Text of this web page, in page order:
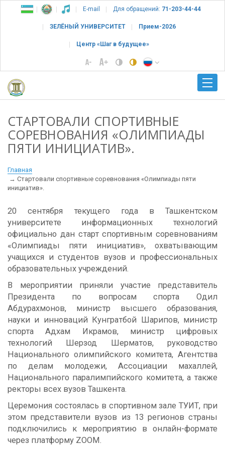
E-mail Для обращений: 71-203-44-44
ЗЕЛЁНЫЙ УНИВЕРСИТЕТ Прием-2026
Центр «Шаг в будущее»
СТАРТОВАЛИ СПОРТИВНЫЕ
СОРЕВНОВАНИЯ «ОЛИМПИАДЫ
ПЯТИ ИНИЦИАТИВ».
Главная
Стартовали спортивные соревнования «Олимпиады пяти
инициатив».
20 сентября текущего года в Ташкентском
университете информационных технологий
официально дан старт спортивным соревнованиям
«Олимпиады пяти инициатив», охватывающим
учащихся и студентов вузов и профессиональных
образовательных учреждений.
В мероприятии приняли участие представитель
Президента по вопросам спорта Одил
Абдурахмонов, министр высшего образования,
науки и инноваций Кунгратбой Шарипов, министр
спорта Адхам Икрамов, министр цифровых
технологий Шерзод Шерматов, руководство
Национального олимпийского комитета, Агентства
по делам молодежи, Ассоциации махаллей,
Национального паралимпийского комитета, а также
ректоры всех вузов Ташкента.
Церемония состоялась в спортивном зале ТУИТ, при
этом представители вузов из 13 регионов страны
подключились к мероприятию в онлайн-формате
через платформу ZOOM.